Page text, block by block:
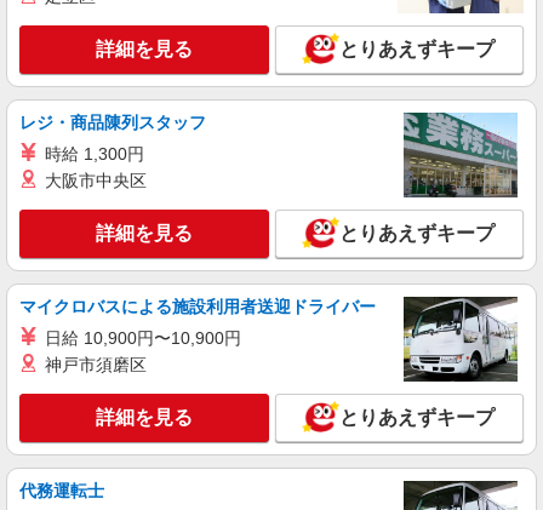
時給1300円 月収例：193700円以上（残業・休
日出勤手当て等が含まれています） 交通費全額支
給
キープ 詳細を見る
株式会社テクノ・サービス/お仕事No/0909398
入出荷・運搬作業
時給1400円 月収例：224000円以上（残業・休
日出勤手当て等が含まれています） 交通費全額支
給 愛知県豊田市 ＊車・バイク通勤OK
キープ 詳細を見る
派遣社員
株式会社綜合キャリアオプション（1314VJ0805G54★40-S-T3）
製品をパレットから台車に移動させる作業/日
詳細を見る とりあえずキープ
レジ・商品陳列スタッフ
時給 1,300円
大阪市中央区
詳細を見る とりあえずキープ
マイクロバスによる施設利用者送迎ドライバー
日給 10,900円〜10,900円
神戸市須磨区
詳細を見る とりあえずキープ
代務運転士